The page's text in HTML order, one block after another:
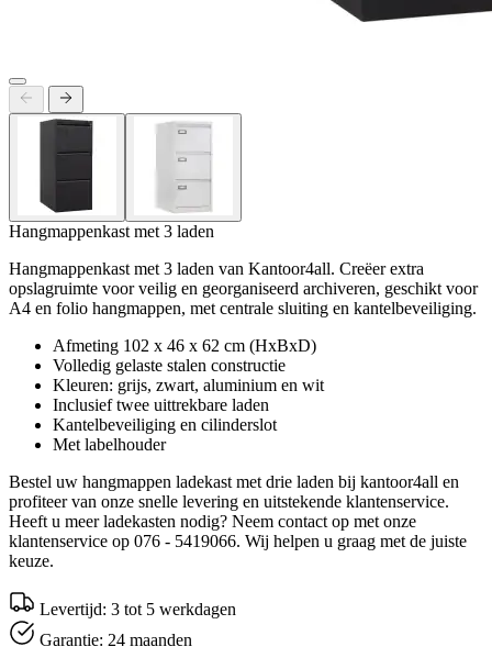
Hangmappenkast met 3 laden
Hangmappenkast met 3 laden van Kantoor4all. Creëer extra
opslagruimte voor veilig en georganiseerd archiveren, geschikt voor
A4 en folio hangmappen, met centrale sluiting en kantelbeveiliging.
Afmeting 102 x 46 x 62 cm (HxBxD)
Volledig gelaste stalen constructie
Kleuren: grijs, zwart, aluminium en wit
Inclusief twee uittrekbare laden
Kantelbeveiliging en cilinderslot
Met labelhouder
Bestel uw hangmappen ladekast met drie laden bij kantoor4all en
profiteer van onze snelle levering en uitstekende klantenservice.
Heeft u meer ladekasten nodig? Neem contact op met onze
klantenservice op 076 - 5419066. Wij helpen u graag met de juiste
keuze.
Levertijd: 3 tot 5 werkdagen
Garantie: 24 maanden